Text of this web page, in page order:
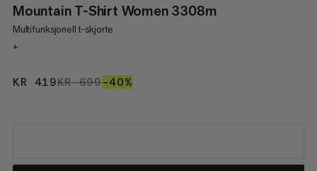
Mountain T-Shirt Women 3308m
Multifunksjonell t-skjorte
+
KR 419KR 419
KR 699KR 699
–40%